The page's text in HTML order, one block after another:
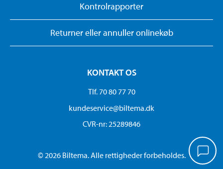
Kontrolrapporter
Returner eller annuller onlinekøb
KONTAKT OS
Tlf. 70 80 77 70
kundeservice@biltema.dk
CVR-nr: 25289846
© 2026 Biltema. Alle rettigheder forbeholdes.